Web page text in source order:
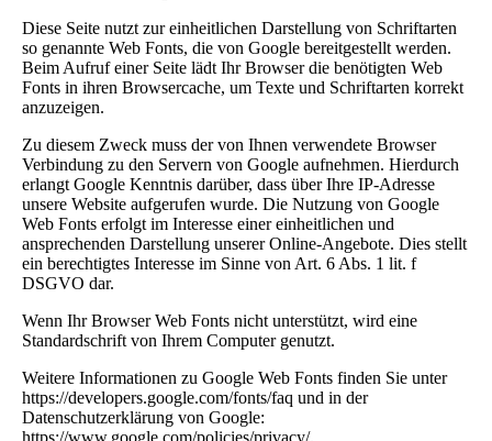
Diese Seite nutzt zur einheitlichen Darstellung von Schriftarten
so genannte Web Fonts, die von Google bereitgestellt werden.
Beim Aufruf einer Seite lädt Ihr Browser die benötigten Web
Fonts in ihren Browsercache, um Texte und Schriftarten korrekt
anzuzeigen.
Zu diesem Zweck muss der von Ihnen verwendete Browser
Verbindung zu den Servern von Google aufnehmen. Hierdurch
erlangt Google Kenntnis darüber, dass über Ihre IP-Adresse
unsere Website aufgerufen wurde. Die Nutzung von Google
Web Fonts erfolgt im Interesse einer einheitlichen und
ansprechenden Darstellung unserer Online-Angebote. Dies stellt
ein berechtigtes Interesse im Sinne von Art. 6 Abs. 1 lit. f
DSGVO dar.
Wenn Ihr Browser Web Fonts nicht unterstützt, wird eine
Standardschrift von Ihrem Computer genutzt.
Weitere Informationen zu Google Web Fonts finden Sie unter
https://developers.google.com/fonts/faq und in der
Datenschutzerklärung von Google: